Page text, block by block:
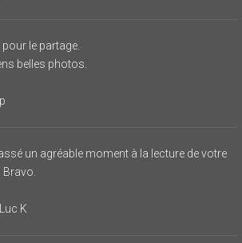
le partage.
belles photos.
un agréable moment à la lecture de votre
K